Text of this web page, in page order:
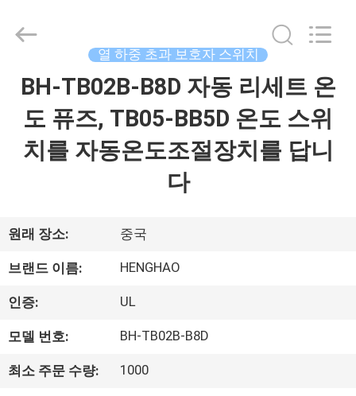
홈
개
VR
회
2025
Electric
열 하중 초과 보호자 스위치
BH-TB02B-B8D 자동 리세트 온
도 퓨즈, TB05-BB5D 온도 스위
치를 자동온도조절장치를 답니
다
원래 장소: 중국
브랜드 이름: HENGHAO
인증: UL
모델 번호: BH-TB02B-B8D
최소 주문 수량: 1000